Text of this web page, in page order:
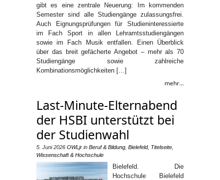
gibt es eine zentrale Neuerung: Im kommenden
Semester sind alle Studiengänge zulassungsfrei.
Auch Eignungsprüfungen für Studieninteressierte
im Fach Sport in allen Lehramtsstudiengängen
sowie im Fach Musik entfallen. Einen Überblick
über das breit gefächerte Angebot – mehr als 70
Studiengänge sowie zahlreiche
Kombinationsmöglichkeiten […]
mehr...
Last-Minute-Elternabend
der HSBI unterstützt bei
der Studienwahl
5. Juni 2026 OWLjr in Beruf & Bildung Bielefeld, Titelseite
Wissenschaft & Hochschule
Bielefeld. Die
Hochschule Bielefeld